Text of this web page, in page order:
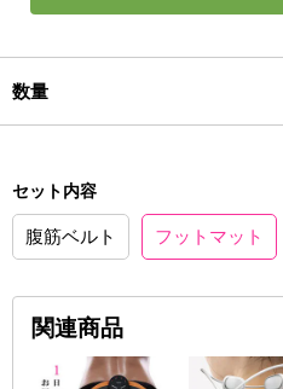
数量
セット内容
腹筋ベルト フットマット
関連商品